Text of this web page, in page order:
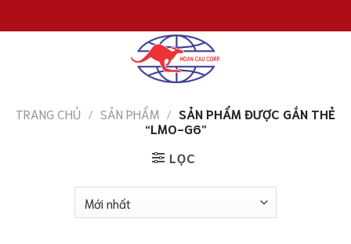
đến
TRANG CHỦ / SẢN PHẨM / SẢN PHẨM ĐƯỢC GẮN THẺ
“LMO-G6”
LỌC